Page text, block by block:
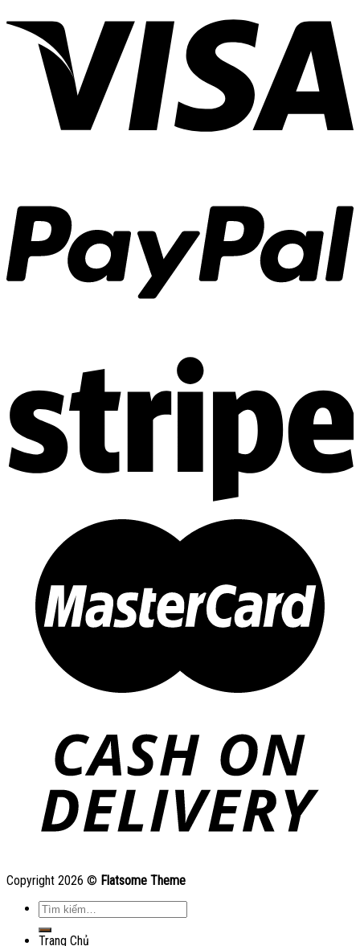
Copyright 2026 © Flatsome Theme
Tìm
kiếm:
Trang Chủ